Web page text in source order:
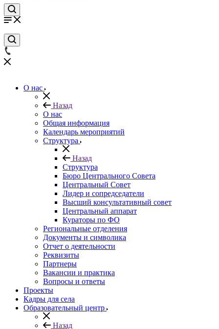
О нас
Назад
О нас
Общая информация
Календарь мероприятий
Структура
Назад
Структура
Бюро Центрального Совета
Центральный Совет
Лидер и сопредседатели
Высший консультативный совет
Центральный аппарат
Кураторы по ФО
Региональные отделения
Документы и символика
Отчет о деятельности
Реквизиты
Партнеры
Вакансии и практика
Вопросы и ответы
Проекты
Кадры для села
Образовательный центр
Назад